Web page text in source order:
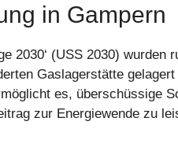
in Gampern
2030‘ (USS 2030) wurden
Gaslagerstätte
es, überschüssige
zur Energiewende zu